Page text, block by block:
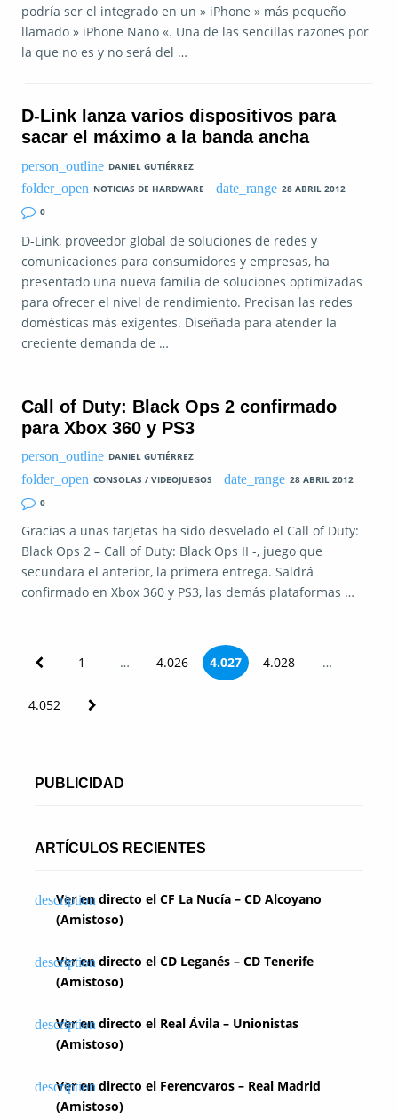
podría ser el integrado en un » iPhone » más pequeño
llamado » iPhone Nano «. Una de las sencillas razones por
la que no es y no será del …
D-Link lanza varios dispositivos para
sacar el máximo a la banda ancha
DANIEL GUTIÉRREZ
NOTICIAS DE HARDWARE
28 ABRIL 2012
0
D-Link, proveedor global de soluciones de redes y
comunicaciones para consumidores y empresas, ha
presentado una nueva familia de soluciones optimizadas
para ofrecer el nivel de rendimiento. Precisan las redes
domésticas más exigentes. Diseñada para atender la
creciente demanda de …
Call of Duty: Black Ops 2 confirmado
para Xbox 360 y PS3
DANIEL GUTIÉRREZ
CONSOLAS / VIDEOJUEGOS
28 ABRIL 2012
0
Gracias a unas tarjetas ha sido desvelado el Call of Duty:
Black Ops 2 – Call of Duty: Black Ops II -, juego que
secundara el anterior, la primera entrega. Saldrá
confirmado en Xbox 360 y PS3, las demás plataformas …
P
a
n
n
e
n
1 … 4.026 4.027 4.028 …
4.052
PUBLICIDAD
ARTÍCULOS RECIENTES
Ver en directo el CF La Nucía – CD Alcoyano
(Amistoso)
Ver en directo el CD Leganés – CD Tenerife
(Amistoso)
Ver en directo el Real Ávila – Unionistas
(Amistoso)
Ver en directo el Ferencvaros – Real Madrid
(Amistoso)